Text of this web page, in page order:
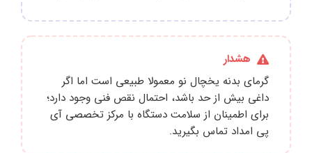
هشدار
گرمای بدنه یخچال نو معمولا طبیعی است اما اگر
داغی بیش از حد باشد، احتمال نقص فنی وجود دارد؛
برای اطمینان از سلامت دستگاه با مرکز تخصصی آی
پی امداد تماس بگیرید.